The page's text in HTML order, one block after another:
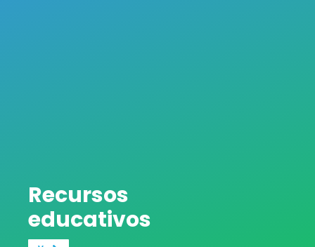
Recursos
educativos